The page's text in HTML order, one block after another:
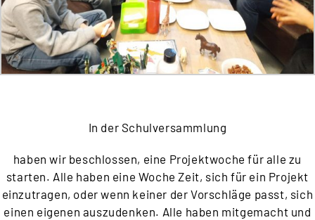
In der Schulversammlung
haben wir beschlossen, eine Projektwoche für alle zu
starten. Alle haben eine Woche Zeit, sich für ein Projekt
einzutragen, oder wenn keiner der Vorschläge passt, sich
einen eigenen auszudenken. Alle haben mitgemacht und